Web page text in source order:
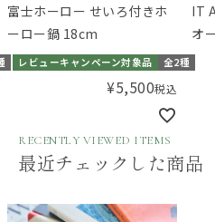
富士ホーロー せいろ付きホ
ーロー鍋 18cm
レビューキャンペーン対象品 全2種
¥5,500税込
IT
オ
リ
RECENTLY VIEWED ITEMS
最近チェックした商品